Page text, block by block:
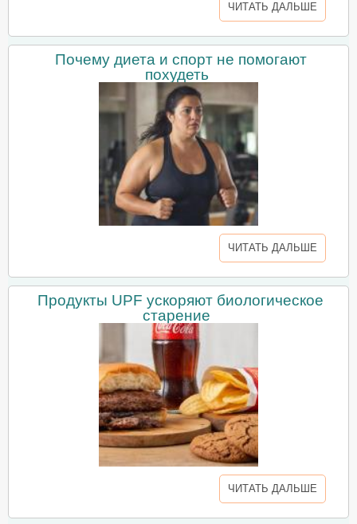
ЧИТАТЬ ДАЛЬШЕ
Почему диета и спорт не помогают
похудеть
ЧИТАТЬ ДАЛЬШЕ
Продукты UPF ускоряют биологическое
старение
ЧИТАТЬ ДАЛЬШЕ